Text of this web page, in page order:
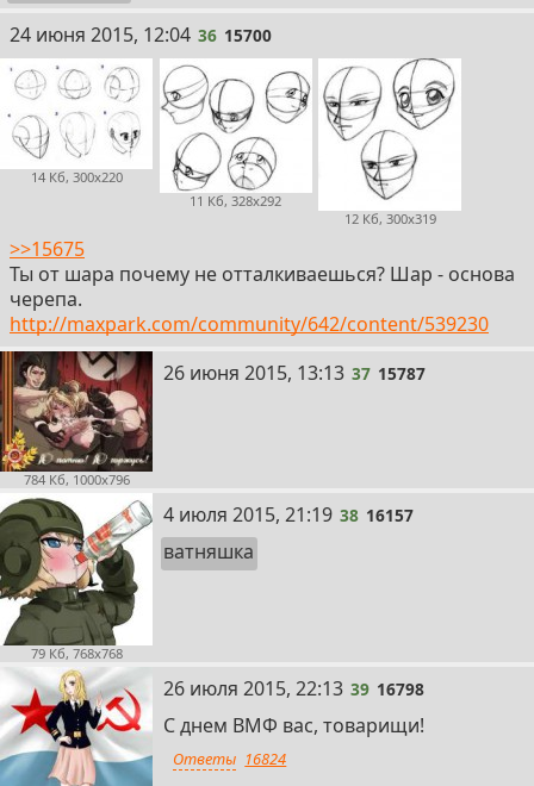
36
24 июня 2015, 12:04 36 15700
14 Кб, 300x220
11 Кб, 328x292
12 Кб, 300x319
>>15675
Ты от шара почему не отталкиваешься? Шар - основа
черепа.
http://maxpark.com/community/642/content/539230
784 Кб, 1000x796
37
26 июня 2015, 13:13 37 15787
79 Кб, 768x768
38
4 июля 2015, 21:19 38 16157
ватняшка
39
26 июля 2015, 22:13 39 16798
С днем ВМФ вас, товарищи!
Ответы 16824